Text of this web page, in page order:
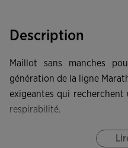
Description
Maillot sans manches
génération de la ligne
exigeantes qui
respirabilité.
Confectionné avec une